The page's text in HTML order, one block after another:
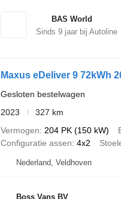
BAS World
Sinds 9jaar bij Autoline
Maxus eDeliver 9 72kWh
Gesloten bestelwagen
2023
327 km
Vermogen
204 PK (150 kW)
Configuratie assen 4x2
Nederland, Veldhoven
Boss Vans BV